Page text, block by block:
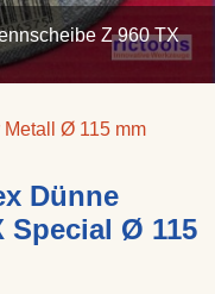
Z 960 TX
Metall Ø 115 mm
Dünne
Special Ø 115